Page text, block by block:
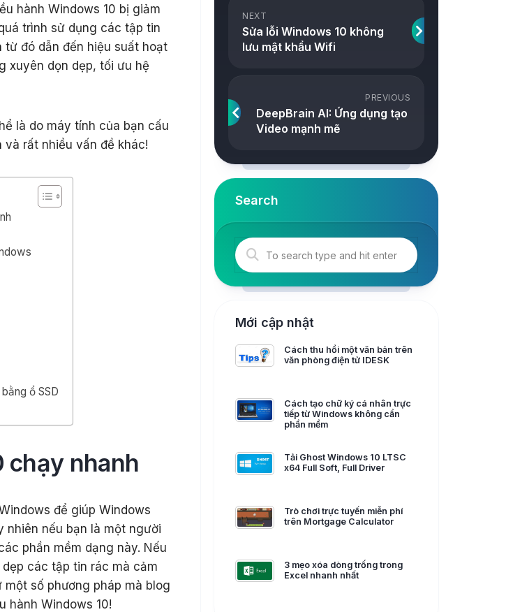
Snake
2048
Tetris
Công
cụ
hành Windows 10 bị giảm
trình sử dụng các tập tin
đó dẫn đến hiệu suất hoạt
xuyên dọn dẹp, tối ưu hệ
là do máy tính của bạn cấu
và rất nhiều vấn đề khác!
ổ SSD
chạy nhanh
để giúp Windows
nhiên nếu bạn là một người
phần mềm dạng này. Nếu
các tập tin rác mà cảm
số phương pháp mà blog
hành Windows 10!
NEXT
Sửa lỗi Windows 10 không
lưu mật khẩu Wifi
PREVIOUS
DeepBrain AI: Ứng dụng tạo
Video mạnh mẽ
Search
Mới cập nhật
Cách thu hồi một văn bản trên
văn phòng điện tử IDESK
Cách tạo chữ ký cá nhân trực
tiếp từ Windows không cần
phần mềm
Tải Ghost Windows 10 LTSC
x64 Full Soft, Full Driver
Trò chơi trực tuyến miễn phí
trên Mortgage Calculator
3 mẹo xóa dòng trống trong
Excel nhanh nhất